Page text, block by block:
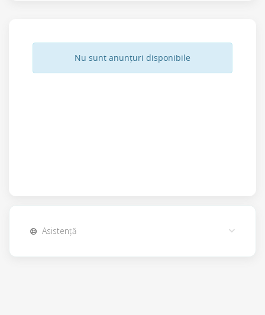
Nu sunt anunțuri disponibile
Asistență